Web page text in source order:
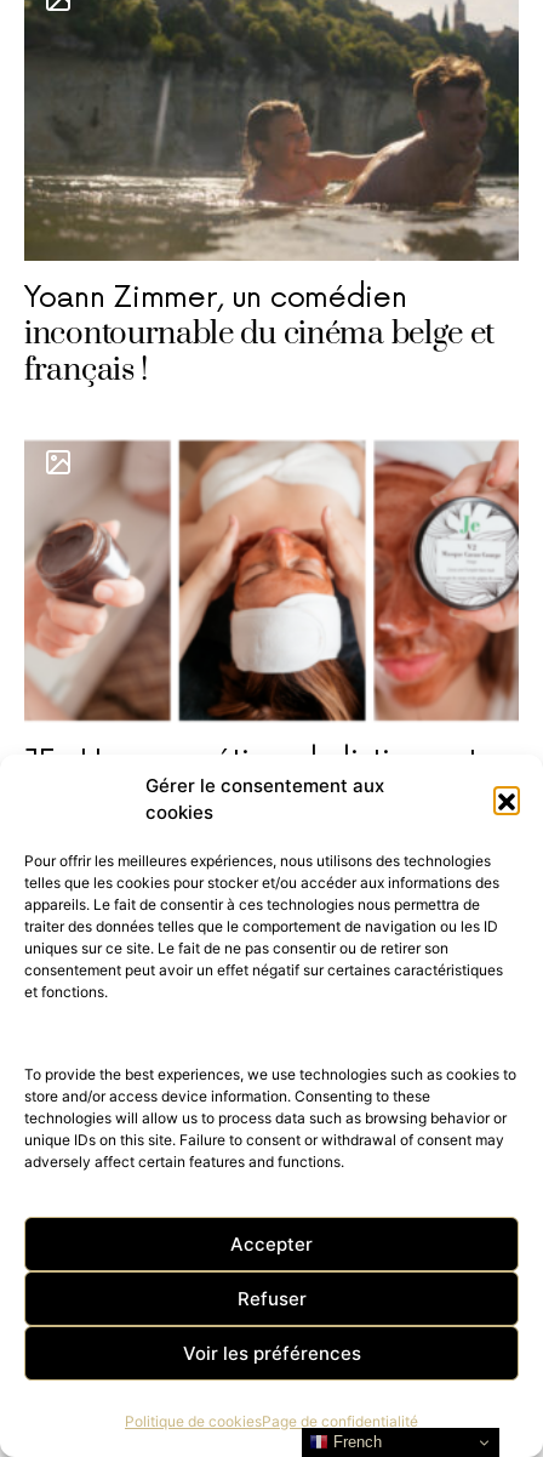
Gérer le consentement aux
cookies
Pour offrir les meilleures expériences, nous utilisons des technologies
telles que les cookies pour stocker et/ou accéder aux informations des
appareils. Le fait de consentir à ces technologies nous permettra de
traiter des données telles que le comportement de navigation ou les ID
uniques sur ce site. Le fait de ne pas consentir ou de retirer son
consentement peut avoir un effet négatif sur certaines caractéristiques
et fonctions.
To provide the best experiences, we use technologies such as cookies to
store and/or access device information. Consenting to these
technologies will allow us to process data such as browsing behavior or
unique IDs on this site. Failure to consent or withdrawal of consent may
adversely affect certain features and functions.
Accepter
Refuser
Voir les préférences
Politique de cookiesPage de confidentialité
Yoann Zimmer, un comédien
incontournable du cinéma belge et
français !
JE : Une cosmétique holistique et
consciente
tisane
TOP 10
French